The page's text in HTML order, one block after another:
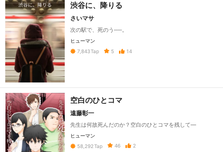
渋谷に、降りる
さいマサ
次の駅で、死のう──。
ヒューマン
7,843Tap 5 14
空白のひとコマ
遠藤彰一
先生は何故死んだのか？空白のひとコマを残して—
ヒューマン
58,292 Tap 46 2